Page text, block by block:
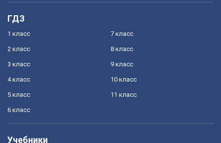
ГДЗ
1 класс
2 класс
3 класс
4 класс
5 класс
6 класс
7 класс
8 класс
9 класс
10 класс
11 класс
Учебники